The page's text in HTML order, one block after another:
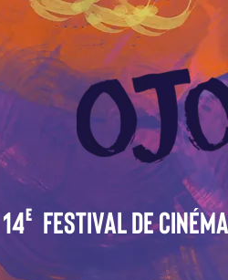
e
14 festival de